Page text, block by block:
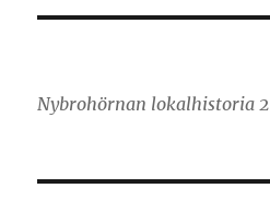
Nybrohörnan lokalhistoria 2